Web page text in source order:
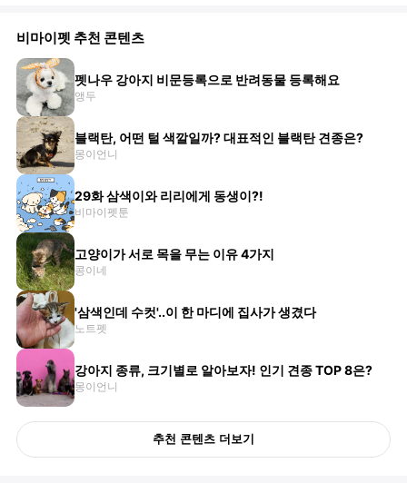
비마이펫 추천 콘텐츠
펫나우 강아지 비문등록으로 반려동물 등록해요
앵두
블랙탄, 어떤 털 색깔일까? 대표적인 블랙탄 견종은?
몽이언니
29화 삼색이와 리리에게 동생이?!
비마이펫툰
고양이가 서로 목을 무는 이유 4가지
콩이네
'삼색인데 수컷'..이 한 마디에 집사가 생겼다
노트펫
강아지 종류, 크기별로 알아보자! 인기 견종 TOP 8은?
몽이언니
추천 콘텐츠 더보기